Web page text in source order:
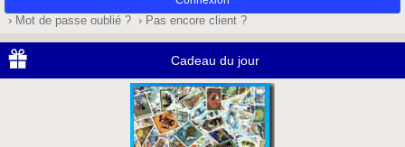
› Mot de passe oublié ? › Pas encore client ?
Cadeau du jour